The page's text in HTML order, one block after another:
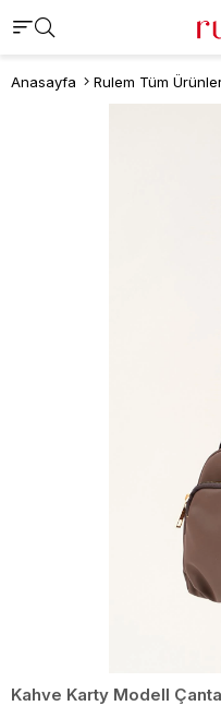
Anasayfa Rulem Tüm
Kahve Karty Modell